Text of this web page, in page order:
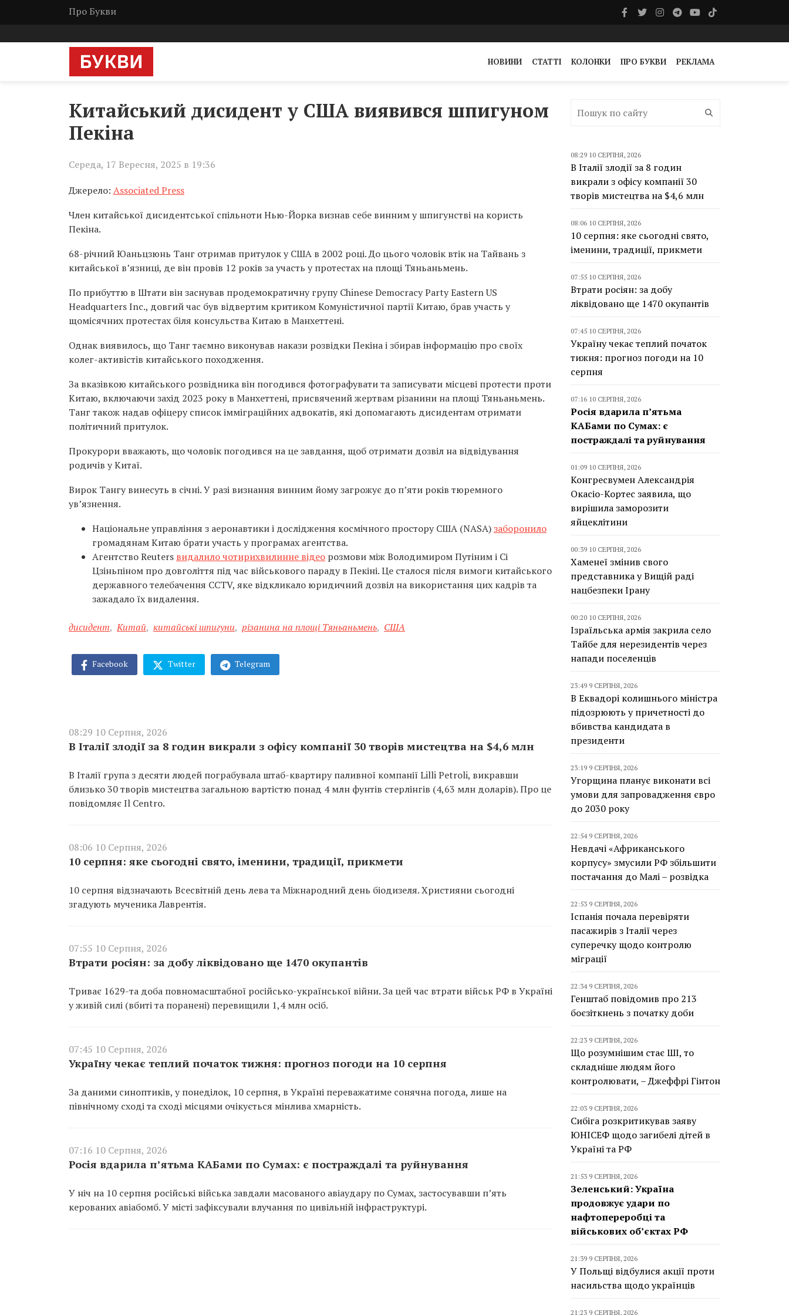
Про Букви
НОВИНИ СТАТТІ КОЛОНКИ ПРО БУКВИ РЕКЛАМА
Китайський дисидент у США виявився шпигуном
Пекіна
Середа, 17 Вересня, 2025 в 19:36
Джерело: Associated Press
Член китайської дисидентської спільноти Нью-Йорка визнав себе винним у шпигунстві на користь
Пекіна.
68-річний Юаньцзюнь Танг отримав притулок у США в 2002 році. До цього чоловік втік на Тайвань з
китайської в’язниці, де він провів 12 років за участь у протестах на площі Тяньаньмень.
По прибуттю в Штати він заснував продемократичну групу Chinese Democracy Party Eastern US
Headquarters Inc., довгий час був відвертим критиком Комуністичної партії Китаю, брав участь у
щомісячних протестах біля консульства Китаю в Манхеттені.
Однак виявилось, що Танг таємно виконував накази розвідки Пекіна і збирав інформацію про своїх
колег-активістів китайського походження.
За вказівкою китайського розвідника він погодився фотографувати та записувати місцеві протести проти
Китаю, включаючи захід 2023 року в Манхеттені, присвячений жертвам різанини на площі Тяньаньмень.
Танг також надав офіцеру список імміграційних адвокатів, які допомагають дисидентам отримати
політичний притулок.
Прокурори вважають, що чоловік погодився на це завдання, щоб отримати дозвіл на відвідування
родичів у Китаї.
Вирок Тангу винесуть в січні. У разі визнання винним йому загрожує до п’яти років тюремного
ув’язнення.
Національне управління з аеронавтики і дослідження космічного простору США (NASA)заборонило
громадянам Китаю брати участь у програмах агентства.
Агентство Reuters видалило чотирихвилинне відео розмови між Володимиром Путіним і Сі
Цзіньпіном про довголіття під час військового параду в Пекіні. Це сталося після вимоги китайського
державного телебачення CCTV, яке відкликало юридичний дозвіл на використання цих кадрів та
зажадало їх видалення.
дисидент, Китай, китайські шпигуни, різанина на площі Тяньаньмень, США
Facebook Twitter Telegram
08:29 10 Серпня, 2026
В Італії злодії за 8 годин викрали з офісу компанії 30 творів мистецтва на $4,6 млн
В Італії група з десяти людей пограбувала штаб-квартиру паливної компанії Lilli Petroli, викравши
близько 30 творів мистецтва загальною вартістю понад 4 млн фунтів стерлінгів (4,63 млн доларів). Про це
повідомляє Il Centro.
08:06 10 Серпня, 2026
10 серпня: яке сьогодні свято, іменини, традиції, прикмети
10 серпня відзначають Всесвітній день лева та Міжнародний день біодизеля. Християни сьогодні
згадують мученика Лаврентія.
07:55 10 Серпня, 2026
Втрати росіян: за добу ліквідовано ще 1470 окупантів
Триває 1629-та доба повномасштабної російсько-української війни. За цей час втрати військ РФ в Україні
у живій силі (вбиті та поранені) перевищили 1,4 млн осіб.
07:45 10 Серпня, 2026
Україну чекає теплий початок тижня: прогноз погоди на 10 серпня
За даними синоптиків, у понеділок, 10 серпня, в Україні переважатиме сонячна погода, лише на
північному сході та сході місцями очікується мінлива хмарність.
07:16 10 Серпня, 2026
Росія вдарила п’ятьма КАБами по Сумах: є постраждалі та руйнування
У ніч на 10 серпня російські війська завдали масованого авіаудару по Сумах, застосувавши п’ять
керованих авіабомб. У місті зафіксували влучання по цивільній інфраструктурі.
08:29 10 СЕРПНЯ, 2026
В Італії злодії за 8 годин
викрали з офісу компанії 30
творів мистецтва на $4,6 млн
08:06 10 СЕРПНЯ, 2026
10 серпня: яке сьогодні свято,
іменини, традиції, прикмети
07:55 10 СЕРПНЯ, 2026
Втрати росіян: за добу
ліквідовано ще 1470 окупантів
07:45 10 СЕРПНЯ, 2026
Україну чекає теплий початок
тижня: прогноз погоди на 10
серпня
07:16 10 СЕРПНЯ, 2026
Росія вдарила п’ятьма
КАБами по Сумах: є
постраждалі та руйнування
01:09 10 СЕРПНЯ, 2026
Конгресвумен Александрія
Окасіо-Кортес заявила, що
вирішила заморозити
яйцеклітини
00:39 10 СЕРПНЯ, 2026
Хаменеї змінив свого
представника у Вищій раді
нацбезпеки Ірану
00:20 10 СЕРПНЯ, 2026
Ізраїльська армія закрила село
Тайбе для нерезидентів через
напади поселенців
23:49 9 СЕРПНЯ, 2026
В Еквадорі колишнього міністра
підозрюють у причетності до
вбивства кандидата в
президенти
23:19 9 СЕРПНЯ, 2026
Угорщина планує виконати всі
умови для запровадження євро
до 2030 року
22:54 9 СЕРПНЯ, 2026
Невдачі «Африканського
корпусу» змусили РФ збільшити
постачання до Малі – розвідка
22:53 9 СЕРПНЯ, 2026
Іспанія почала перевіряти
пасажирів з Італії через
суперечку щодо контролю
міграції
22:34 9 СЕРПНЯ, 2026
Генштаб повідомив про 213
боєзіткнень з початку доби
22:23 9 СЕРПНЯ, 2026
Що розумнішим стає ШІ, то
складніше людям його
контролювати, – Джеффрі Гінтон
22:03 9 СЕРПНЯ, 2026
Сибіга розкритикував заяву
ЮНІСЕФ щодо загибелі дітей в
Україні та РФ
21:53 9 СЕРПНЯ, 2026
Зеленський: Україна
продовжує удари по
нафтопереробці та
військових об’єктах РФ
21:39 9 СЕРПНЯ, 2026
У Польщі відбулися акції проти
насильства щодо українців
21:23 9 СЕРПНЯ, 2026